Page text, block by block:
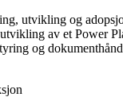
utvikling og
av et Power
og